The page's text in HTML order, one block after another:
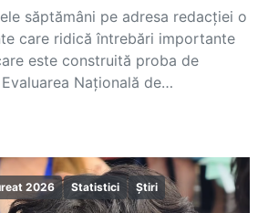
săptămâni pe adresa redacției o
care ridică întrebări importante
este construită proba de
Națională de…
2026 Statistici Știri